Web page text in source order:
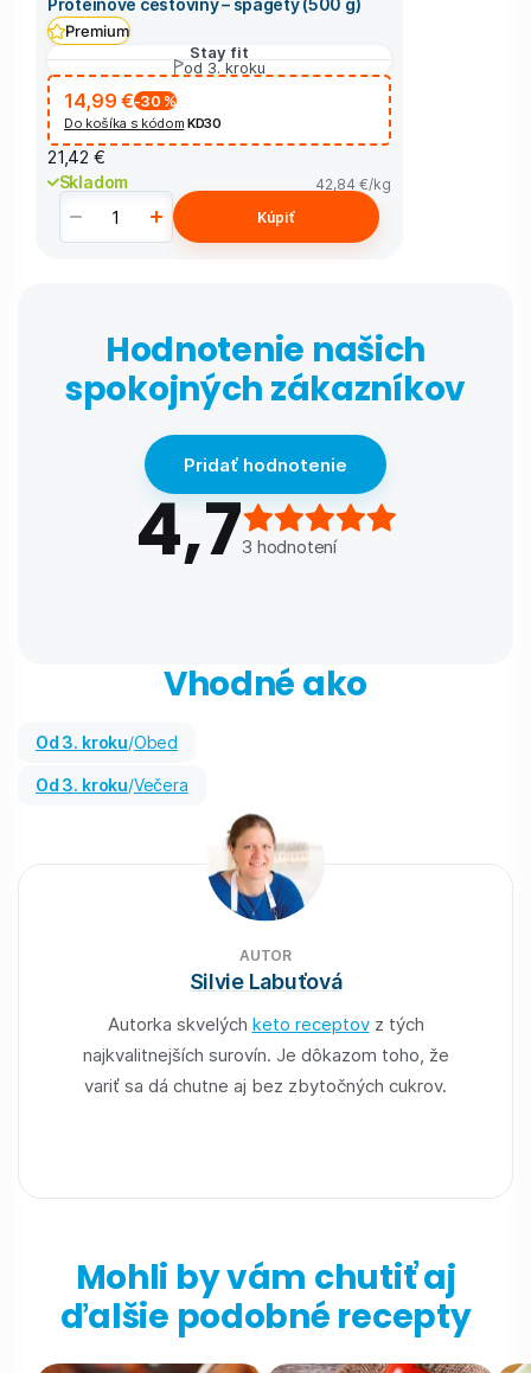
Proteínové cestoviny – špagety (500 g)
Premium
Stay fit
od 3. kroku
14,99 €-30 %
Do košíka s kódom KD30
21,42 €
Skladom 42,84 €/kg
Kúpiť
Hodnotenie našich
spokojných zákazníkov
Pridať hodnotenie
4,73 hodnotení
Vhodné ako
od 3. kroku/ Obed
od 3. kroku/ Večera
AUTOR
Silvie Labuťová
Autorka skvelých keto receptovz tých
najkvalitnejších surovín. Je dôkazom toho, že
variť sa dá chutne aj bez zbytočných cukrov.
Mohli by vám chutiť aj
ďalšie podobné recepty